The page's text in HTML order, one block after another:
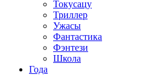
Токусацу
Триллер
Ужасы
Фантастика
Фэнтези
Школа
Года